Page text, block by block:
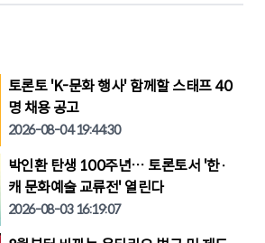
토론토 'K-문화 행사' 함께할 스태프 40
명 채용 공고
2026-08-04 19:44:30
박인환 탄생 100주년… 토론토서 '한·
캐 문화예술 교류전' 열린다
2026-08-03 16:19:07